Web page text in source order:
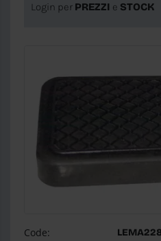
Login per PREZZI e STOCK
Code: